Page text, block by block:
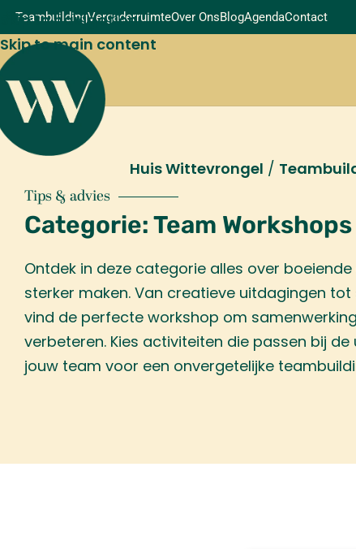
Skip to navigation
Skip to main content
TeambuildingVergaderruimteOver OnsBlogAgendaContact
Huis Wittevrongel /
Tips & advies
Categorie: Team Workshops
Ontdek in deze categorie alles over
sterker maken. Van creatieve uitdagingen
vind de perfecte workshop om
verbeteren. Kies activiteiten die passen bij
jouw team voor een onvergetelijke